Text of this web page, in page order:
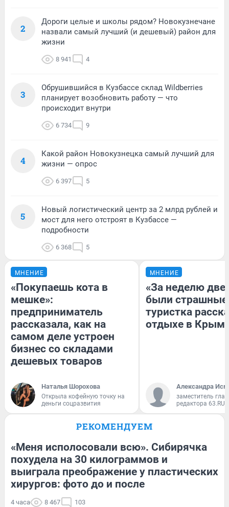
2
Дороги целые и школы рядом? Новокузнечане
назвали самый лучший (и дешевый) район для
жизни
8 941 4
3
Обрушившийся в Кузбассе склад Wildberries
планирует возобновить работу — что
происходит внутри
6 734 9
4
Какой район Новокузнецка самый лучший для
жизни — опрос
6 397 5
5
Новый логистический центр за 2 млрд рублей и
мост для него отстроят в Кузбассе —
подробности
6 368 5
МНЕНИЕ
«Покупаешь кота в
мешке»:
предприниматель
рассказала, как на
самом деле устроен
бизнес со складами
дешевых товаров
Наталья Шорохова
Открыла кофейную точку на
деньги соцразвития
МНЕНИЕ
«За неделю две
были
туристка
отдыхе в
Александра
заместитель
редактора 63.RU
РЕКОМЕНДУЕМ
«Меня исполосовали всю». Сибирячка
похудела на 30 килограммов и
выиграла преображение у пластических
хирургов: фото до и после
4 часа 8 467 103